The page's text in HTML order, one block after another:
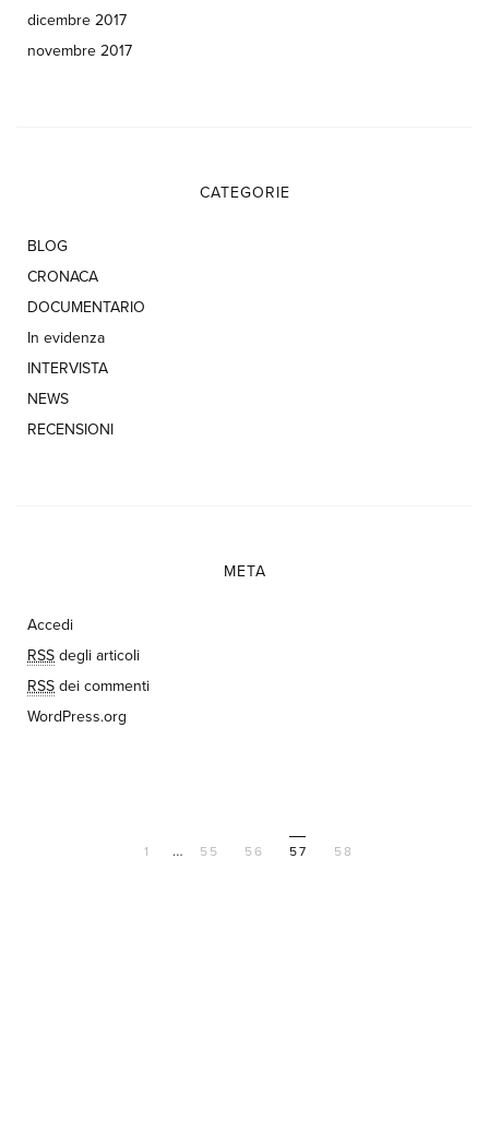
dicembre 2017
novembre 2017
CATEGORIE
BLOG
CRONACA
DOCUMENTARIO
In evidenza
INTERVISTA
NEWS
RECENSIONI
META
Accedi
RSS degli articoli
RSS dei commenti
WordPress.org
1 … 55 56 57 58